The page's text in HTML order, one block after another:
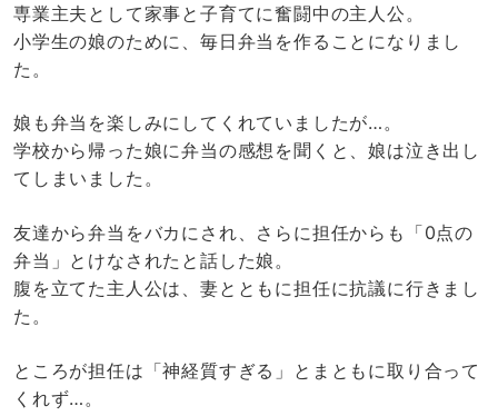
専業主夫として家事と子育てに奮闘中の主人公。
小学生の娘のために、毎日弁当を作ることになりまし
た。
娘も弁当を楽しみにしてくれていましたが…。
学校から帰った娘に弁当の感想を聞くと、娘は泣き出し
てしまいました。
友達から弁当をバカにされ、さらに担任からも「0点の
弁当」とけなされたと話した娘。
腹を立てた主人公は、妻とともに担任に抗議に行きまし
た。
ところが担任は「神経質すぎる」とまともに取り合って
くれず…。